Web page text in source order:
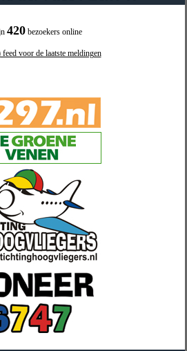
420bezoekers online
voor de laatste meldingen